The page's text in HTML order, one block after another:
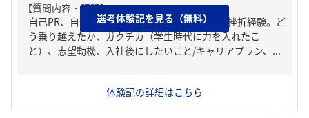
【質問内容・課題】
自己PR、自分の強み/弱み、人生の中で大きな挫折経験。ど
う乗り越えたか、ガクチカ（学生時代に力を入れたこ
と）、志望動機、入社後にしたいこと/キャリアプラン、...
選考体験記を見る（無料）
体験記の詳細はこちら